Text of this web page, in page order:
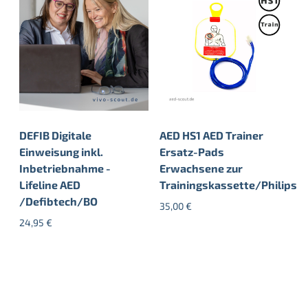
DEFIB Digitale
Einweisung inkl.
Inbetriebnahme -
Lifeline AED
/Defibtech/BO
24,95 €
AED HS1 AED Trainer
Ersatz-Pads
Erwachsene zur
Trainingskassette/Philips
35,00€